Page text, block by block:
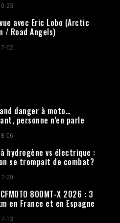
25
avec Eric Lobo (Arctic
/ Road Angels)
02
danger à moto…
personne n’en parle
06
hydrogène vs électrique :
se trompait de combat?
20
800MT-X 2026 : 3
en France et en Espagne
13